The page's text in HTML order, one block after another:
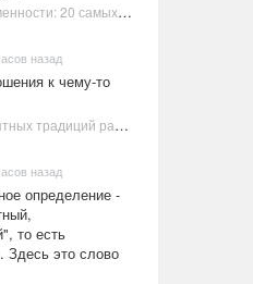
Эталон современности: 20 самых красивых и привлекательных актрис Голливуда, по мнению Google | Ультрамарин
назад
к чему-то
13 нелицеприятных традиций разных стран, которые могут шокировать неподготовленного человека
назад
определение -
то есть
Здесь это слово